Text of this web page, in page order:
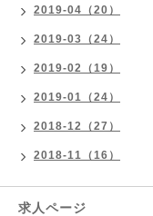
2019-04（20）
2019-03（24）
2019-02（19）
2019-01（24）
2018-12（27）
2018-11（16）
求人ページ